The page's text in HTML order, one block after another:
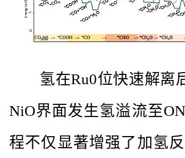
氢在Ru0位快速解离
NiO界面发生氢溢流至
程不仅显著增强了加氢